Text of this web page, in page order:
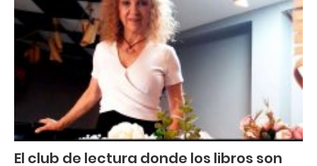
El club de lectura donde los libros son